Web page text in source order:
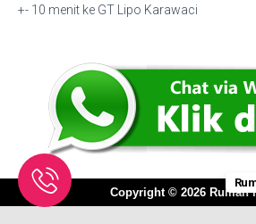
+- 10 menit ke GT Lipo Karawaci
Copyright © 2026 Rumah